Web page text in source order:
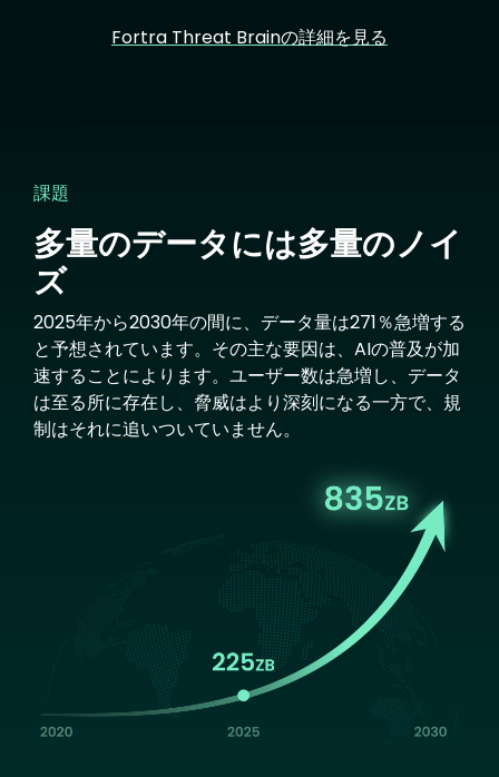
Fortra Threat Brainの詳細を見る
課題
多量のデータには多量のノイ
ズ
2025年から2030年の間に、データ量は271％急増する
と予想されています。その主な要因は、AIの普及が加
速することによります。ユーザー数は急増し、データ
は至る所に存在し、脅威はより深刻になる一方で、規
制はそれに追いついていません。